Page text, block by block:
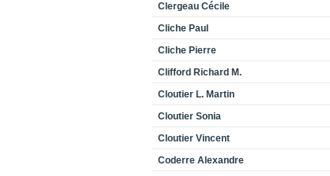
Clergeau Cécile
Cliche Paul
Cliche Pierre
Clifford Richard M.
Cloutier L. Martin
Cloutier Sonia
Cloutier Vincent
Coderre Alexandre